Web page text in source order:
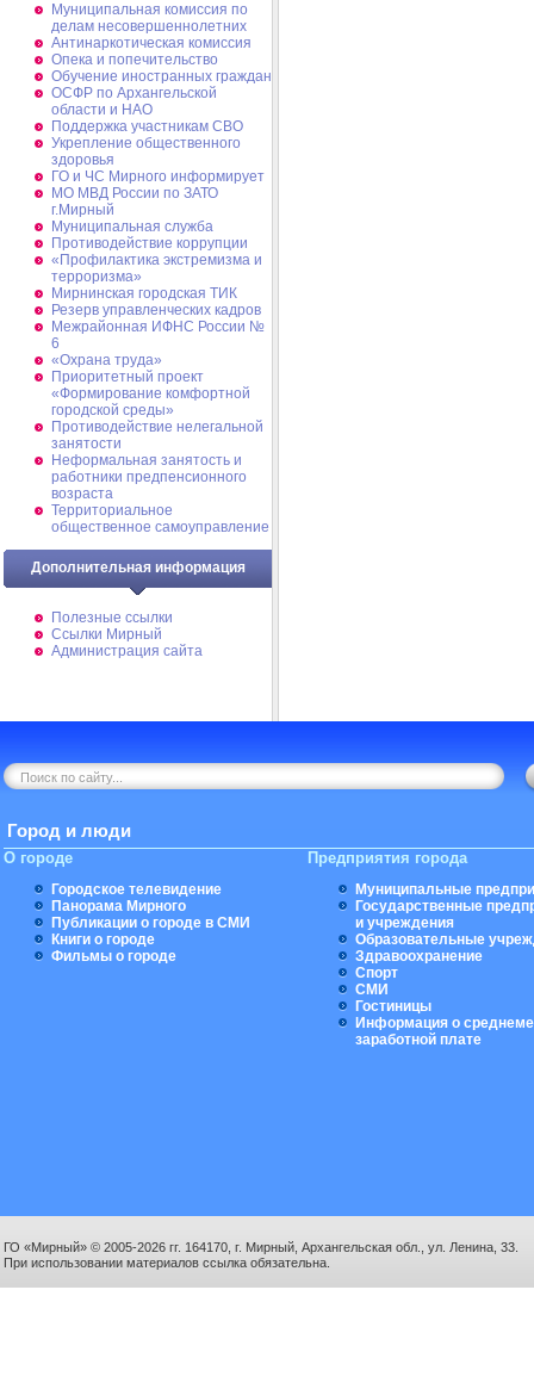
Муниципальная комиссия по
делам несовершеннолетних
Антинаркотическая комиссия
Опека и попечительство
Обучение иностранных граждан
ОСФР по Архангельской
области и НАО
Поддержка участникам СВО
Укрепление общественного
здоровья
ГО и ЧС Мирного информирует
МО МВД России по ЗАТО
г.Мирный
Муниципальная cлужба
Противодействие коррупции
«Профилактика экстремизма и
терроризма»
Мирнинская городская ТИК
Резерв управленческих кадров
Межрайонная ИФНС России №
6
«Охрана труда»
Приоритетный проект
«Формирование комфортной
городской среды»
Противодействие нелегальной
занятости
Неформальная занятость и
работники предпенсионного
возраста
Территориальное
общественное самоуправление
Дополнительная информация
Полезные ссылки
Ссылки Мирный
Администрация сайта
Город и люди
О городе
Городское телевидение
Панорама Мирного
Публикации о городе в СМИ
Книги о городе
Фильмы о городе
Предприятия города
Муниципальные
Государственные
и учреждения
Образовательные
Здравоохранение
Спорт
СМИ
Гостиницы
Информация о
заработной плате
ГО «Мирный» © 2005-2026 гг. 164170, г. Мирный, Архангельская обл., ул. Ленина, 33.
При использовании материалов ссылка обязательна.